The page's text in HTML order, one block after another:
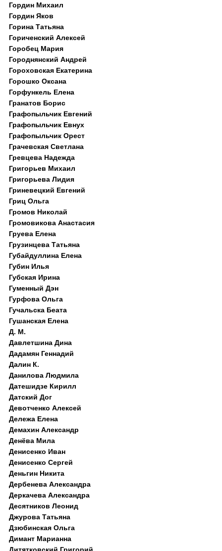
Гордин Михаил
Гордин Яков
Горина Татьяна
Гориченский Алексей
Горобец Мария
Городнянский Андрей
Гороховская Екатерина
Горошко Оксана
Горфункель Елена
Гранатов Борис
Графопыльчик Евгений
Графопыльчик Евнух
Графопыльчик Орест
Грачевская Светлана
Гревцева Надежда
Григорьев Михаил
Григорьева Лидия
Гриневецкий Евгений
Гриц Ольга
Громов Николай
Громовикова Анастасия
Груева Елена
Грузинцева Татьяна
Губайдуллина Елена
Губин Илья
Губская Ирина
Гуменный Дэн
Гурфова Ольга
Гучальска Беата
Гушанская Елена
Д. M.
Давлетшина Дина
Дадамян Геннадий
Далин К.
Данилова Людмила
Датешидзе Кирилл
Датский Дог
Девотченко Алексей
Дележа Елена
Демахин Александр
Денёва Мила
Денисенко Иван
Денисенко Сергей
Деньгин Никита
Дербенева Александра
Деркачева Александра
Десятников Леонид
Джурова Татьяна
Дзюбинская Ольга
Димант Марианна